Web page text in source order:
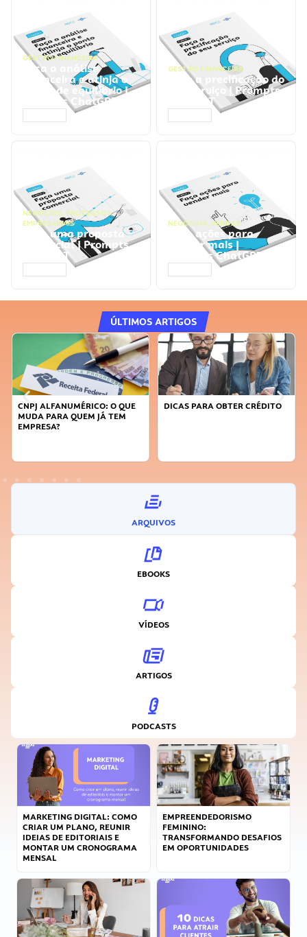
GESTÃO FINANCEIRA
Faça a análise
financeira e atinja o
ponto de equilíbrio |
Prompts ChatGPT
GESTÃO FINANCEIRA
Faça a precificação do
seu serviço | Prompts
ChatGPT
NEGÓCIOS, PROCESSOS
EMPRESARIAIS
Faça uma proposta
comercial | Prompts
ChatGPT
NEGÓCIOS, VENDAS
Faça ações para
vender mais |
Prompts ChatGPT
ÚLTIMOS ARTIGOS
CNPJ ALFANUMÉRICO: O QUE
MUDA PARA QUEM JÁ TEM
EMPRESA?
DICAS PARA OBTER CRÉDITO
ARQUIVOS
EBOOKS
VÍDEOS
ARTIGOS
PODCASTS
MARKETING DIGITAL: COMO
CRIAR UM PLANO, REUNIR
IDEIAS DE EDITORIAIS E
MONTAR UM CRONOGRAMA
MENSAL
EMPREENDEDORISMO
FEMININO:
TRANSFORMANDO DESAFIOS
EM OPORTUNIDADES